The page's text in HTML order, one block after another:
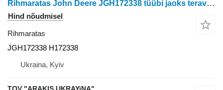
Rihmaratas John Deere JGH172338 tüübi jaoks teraviljakombaini John Deere
Hind nõudmisel
Rihmaratas
JGH172338 H172338
Ukraina, Kyiv